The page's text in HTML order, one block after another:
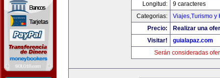
Longitud:
9 caracteres
Categorias:
Viajes,Turismo y
Precio:
Realizar una
Visitar!
guialapaz.com
Serán consideradas